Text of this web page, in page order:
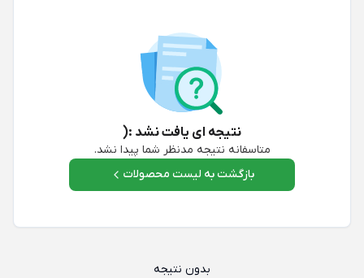
نتیجه ای یافت نشد :(
متاسفانه نتیجه مدنظر شما پیدا نشد.
بازگشت به لیست محصولات
بدون نتیجه